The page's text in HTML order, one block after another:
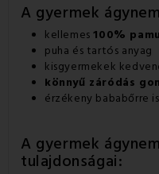
A gyermek
kellemes100%
puha és tartós anyag
kisgyermekek
könnyű záródás
érzékeny bababőrre
A gyermek
tulajdonságai: